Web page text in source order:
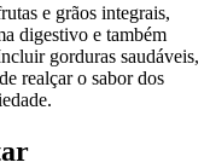
e grãos integrais,
digestivo e também
gorduras saudáveis,
realçar o sabor dos